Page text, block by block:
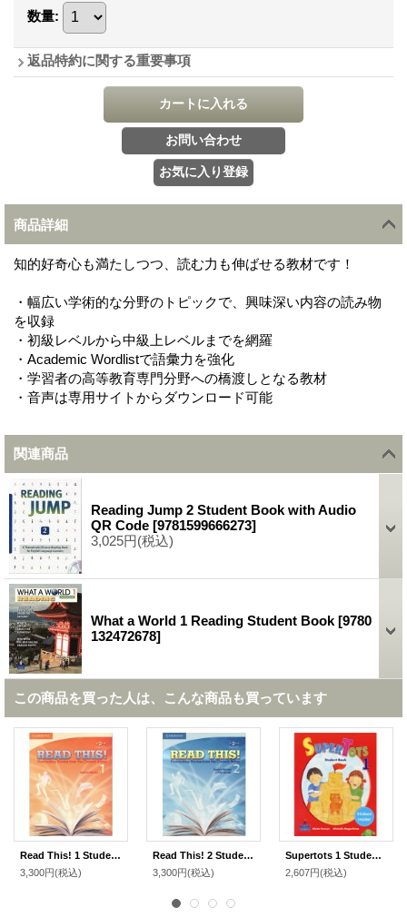
数量:
返品特約に関する重要事項
商品詳細
知的好奇心も満たしつつ、読む力も伸ばせる教材です！
・幅広い学術的な分野のトピックで、興味深い内容の読み物
を収録
・初級レベルから中級上レベルまでを網羅
・Academic Wordlistで語彙力を強化
・学習者の高等教育専門分野への橋渡しとなる教材
・音声は専用サイトからダウンロード可能
関連商品
Reading Jump 2 Student Book with Audio
QR Code [9781599666273]
3,025円(税込)
What a World 1 Reading Student Book [9780
132472678]
この商品を買った人は、こんな商品も買っています
Read This! 1 Student Book
3,300円(税込)
Read This! 2 Student Book
3,300円(税込)
Supertots 1 Student Book
2,607円(税込)